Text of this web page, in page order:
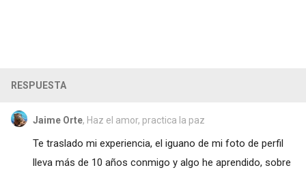
RESPUESTA
Jaime Orte, Haz el amor, practica la paz
Te traslado mi experiencia, el iguano de mi foto de perfil
lleva más de 10 años conmigo y algo he aprendido, sobre